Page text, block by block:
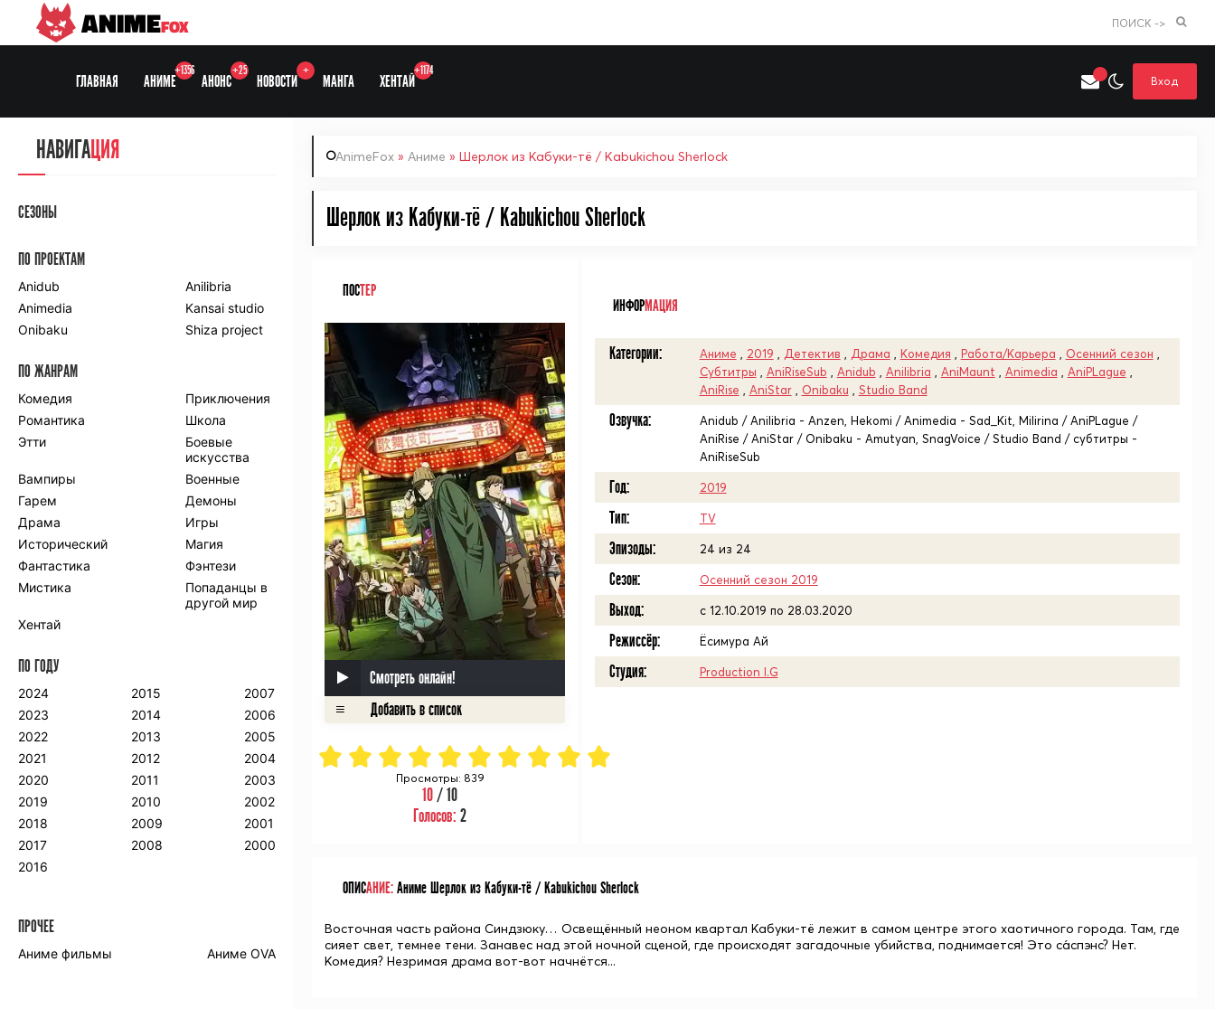
Выберите одну категорию для поиска
ANIMEFOX ПОИСК ->
ГЛАВНАЯ АНИМЕ
+1356
АНОНС
+25
НОВОСТИ
+
МАНГА ХЕНТАЙ
+1174
Вход
AnimeFox » Аниме » Шерлок из Кабуки-тё / Kabukichou Sherlock
Шерлок из Кабуки-тё / Kabukichou Sherlock
ПОСТЕР
Смотреть онлайн!
Просмотры: 839
10/ 10
Голосов:2
ИНФОРМАЦИЯ
Категории: Аниме 2019 Детектив Драма Комедия Работа/Карьера Осенний сезон
Субтитры
AniRiseSub Anidub Anilibria AniMaunt Animedia AniPLague
AniRise
AniStar, Onibaku Studio Band
Озвучка:
Anidub / Anilibria - Anzen, Hekomi / Animedia - Sad_Kit, Milirina / AniPLague /
AniRise / AniStar / Onibaku - Amutyan, SnagVoice / Studio Band / субтитры -
AniRiseSub
Год: 2019
Тип: TV
Эпизоды: 24 из 24
Сезон: Осенний сезон 2019
Выход: c 12.10.2019 по 28.03.2020
Режиссёр: Ёсимура Ай
Студия: Production I.G
ОПИСАНИЕ:Аниме Шерлок из Кабуки-тё / Kabukichou Sherlock
Восточная часть района Синдзюку… Освещённый неоном квартал Кабуки-тё лежит в самом центре этого хаотичного города. Там, где
сияет свет, темнее тени. Занавес над этой ночной сценой, где происходят загадочные убийства, поднимается! Это са́спэнс? Нет.
Комедия? Незримая драма вот-вот начнётся...
НАВИГАЦИЯ
СЕЗОНЫ
ПО ПРОЕКТАМ
Anidub
Anilibria
Animedia
Kansai studio
Onibaku
Shiza project
ПО ЖАНРАМ
Комедия
Приключения
Романтика
Школа
Этти
Боевые
искусства
Вампиры
Военные
Гарем
Демоны
Драма
Игры
Исторический
Магия
Фантастика
Фэнтези
Мистика
Попаданцы в
другой мир
Хентай
ПО ГОДУ
2024
2023
2022
2021
2020
2019
2018
2017
2016
2015
2014
2013
2012
2011
2010
2009
2008
2007
2006
2005
2004
2003
2002
2001
2000
ПРОЧЕЕ
Аниме фильмы Аниме OVA